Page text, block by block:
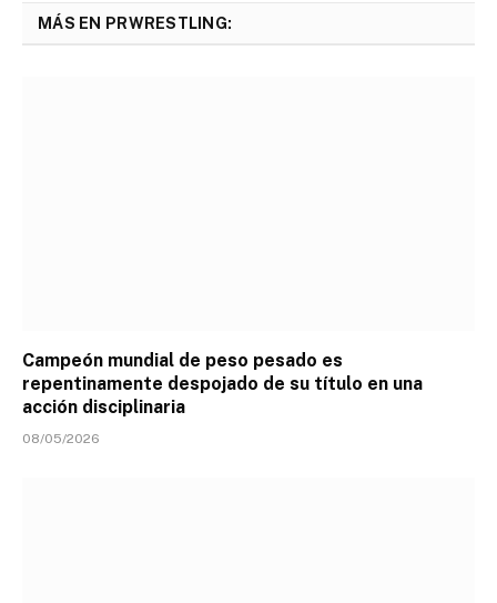
MÁS EN PRWRESTLING:
Campeón mundial de peso pesado es
repentinamente despojado de su título en una
acción disciplinaria
08/05/2026